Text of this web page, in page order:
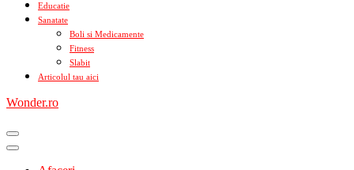
Educatie
Sanatate
Boli si Medicamente
Fitness
Slabit
Articolul tau aici
Wonder.ro